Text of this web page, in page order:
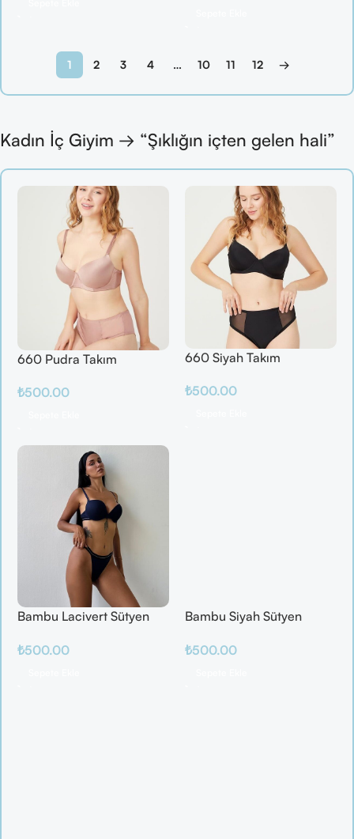
1 2 3 4 … 10 11 12 →
Kadın İç Giyim → “Şıklığın içten gelen hali”
660 Pudra Takım
₺500.00
660 Siyah Takım
₺500.00
Bambu Lacivert Sütyen
₺500.00
Bambu Siyah Sütyen
₺500.00